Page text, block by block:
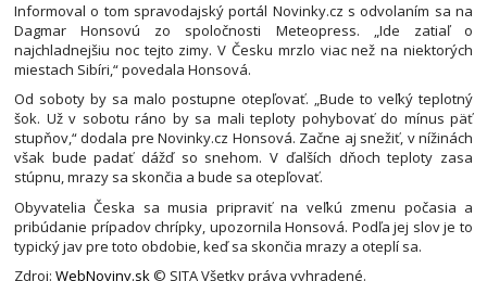
Informoval o tom spravodajský portál Novinky.cz s odvolaním sa na
Dagmar Honsovú zo spoločnosti Meteopress. „Ide zatiaľ o
najchladnejšiu noc tejto zimy. V Česku mrzlo viac než na niektorých
miestach Sibíri,“ povedala Honsová.
Od soboty by sa malo postupne otepľovať. „Bude to veľký teplotný
šok. Už v sobotu ráno by sa mali teploty pohybovať do mínus päť
stupňov,“ dodala pre Novinky.cz Honsová. Začne aj snežiť, v nížinách
však bude padať dážď so snehom. V ďalších dňoch teploty zasa
stúpnu, mrazy sa skončia a bude sa otepľovať.
Obyvatelia Česka sa musia pripraviť na veľkú zmenu počasia a
pribúdanie prípadov chrípky, upozornila Honsová. Podľa jej slov je to
typický jav pre toto obdobie, keď sa skončia mrazy a oteplí sa.
Zdroj: WebNoviny.sk © SITA Všetky práva vyhradené.